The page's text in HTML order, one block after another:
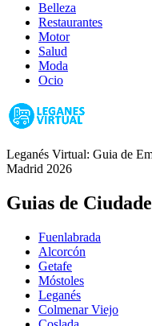
Belleza
Restaurantes
Motor
Salud
Moda
Ocio
Leganés Virtual: Guia de
Madrid 2026
Guias de
Fuenlabrada
Alcorcón
Getafe
Móstoles
Leganés
Colmenar Viejo